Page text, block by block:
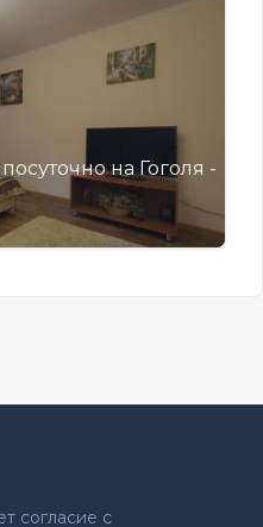
на Гоголя -
согласие с